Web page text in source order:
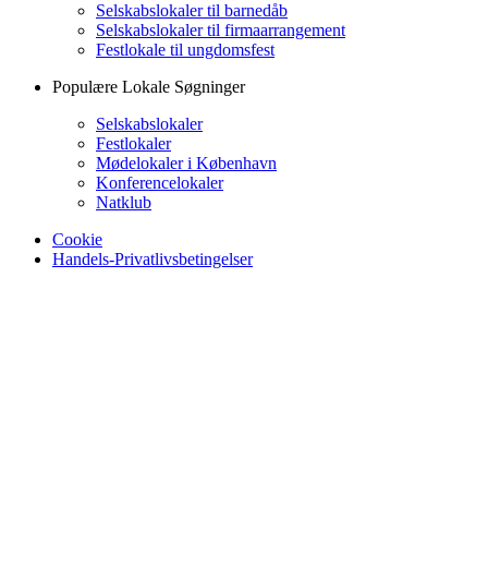
Selskabslokaler til barnedåb
Selskabslokaler til firmaarrangement
Festlokale til ungdomsfest
Populære Lokale Søgninger
Selskabslokaler
Festlokaler
Mødelokaler i København
Konferencelokaler
Natklub
Cookie
Handels-Privatlivsbetingelser